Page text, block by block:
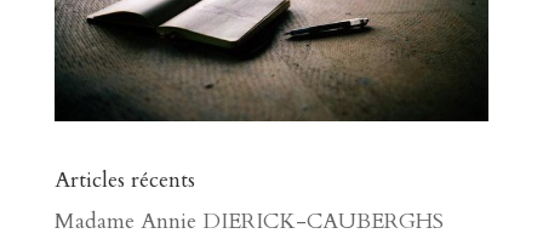
Articles récents
Madame Annie DIERICK-CAUBERGHS